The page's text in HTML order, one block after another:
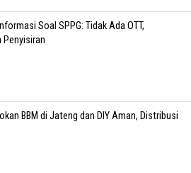
Soal SPPG: Tidak Ada OTT,
Penyisiran
BBM di Jateng dan DIY Aman, Distribusi